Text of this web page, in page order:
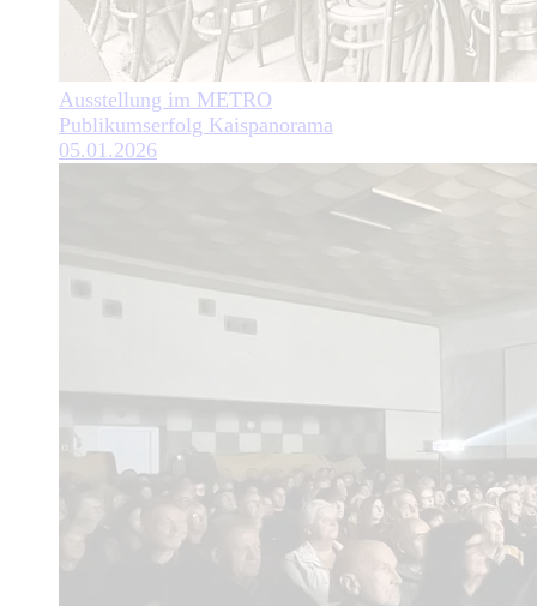
Ausstellung im METRO
Publikumserfolg Kaispanorama
05.01.2026